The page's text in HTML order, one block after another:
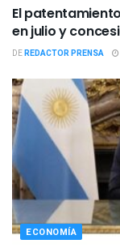
El
en julio y
DEREDACTOR PRENSA
ECONOMÍA